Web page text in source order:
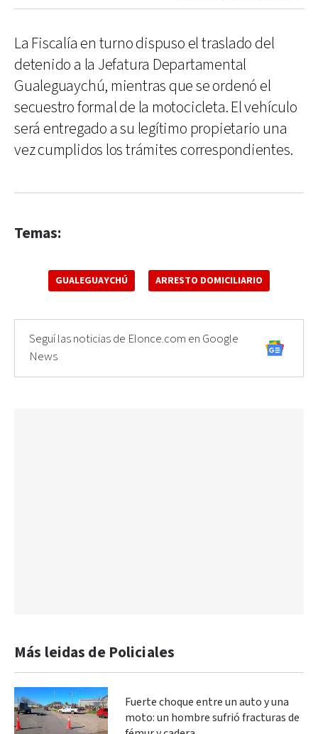
La Fiscalía en turno dispuso el traslado del
detenido a la Jefatura Departamental
Gualeguaychú, mientras que se ordenó el
secuestro formal de la motocicleta. El vehículo
será entregado a su legítimo propietario una
vez cumplidos los trámites correspondientes.
Temas:
GUALEGUAYCHÚ ARRESTO DOMICILIARIO
Seguí las noticias de Elonce.com en Google
News
Más leidas de Policiales
Fuerte choque entre un auto y una
moto: un hombre sufrió fracturas de